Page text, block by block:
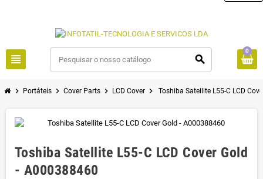
view_headline search
0
chevron_right Portáteis chevron_right Cover Parts chevron_right LCD Cover chevron_right Toshiba Satellite L55-C LCD
Toshiba Satellite L55-C LCD Cover Gold
- A000388460